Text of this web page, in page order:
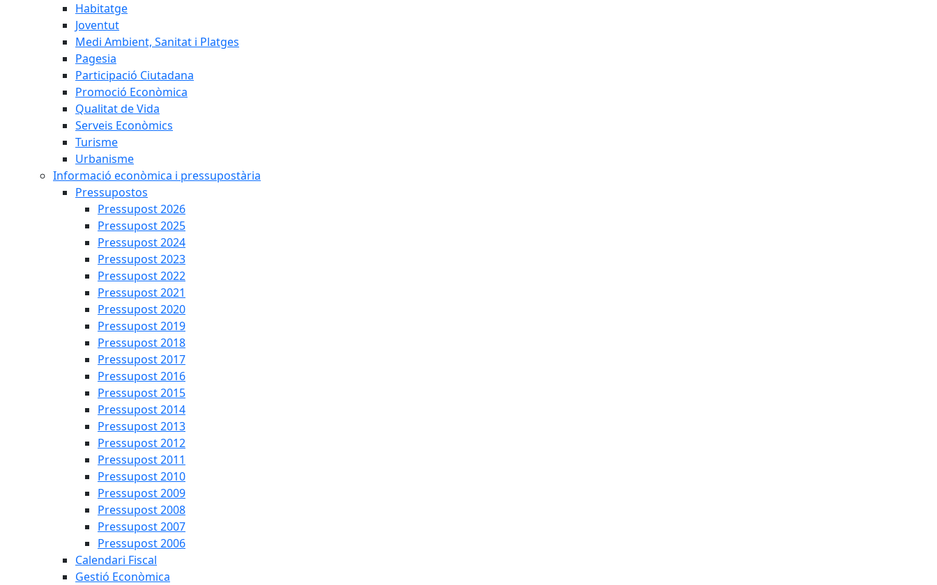
Habitatge
Joventut
Medi Ambient, Sanitat i Platges
Pagesia
Participació Ciutadana
Promoció Econòmica
Qualitat de Vida
Serveis Econòmics
Turisme
Urbanisme
Informació econòmica i pressupostària
Pressupostos
Pressupost 2026
Pressupost 2025
Pressupost 2024
Pressupost 2023
Pressupost 2022
Pressupost 2021
Pressupost 2020
Pressupost 2019
Pressupost 2018
Pressupost 2017
Pressupost 2016
Pressupost 2015
Pressupost 2014
Pressupost 2013
Pressupost 2012
Pressupost 2011
Pressupost 2010
Pressupost 2009
Pressupost 2008
Pressupost 2007
Pressupost 2006
Calendari Fiscal
Gestió Econòmica